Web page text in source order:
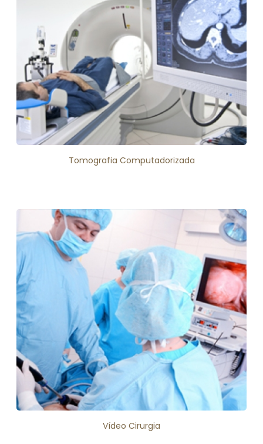
Tomografia Computadorizada
Vídeo Cirurgia